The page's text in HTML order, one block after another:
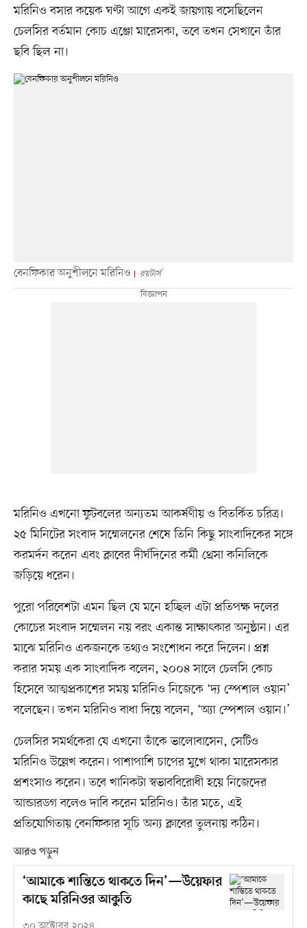
মরিনিও বসার কয়েক ঘণ্টা আগে একই জায়গায় বসেছিলেন
চেলসির বর্তমান কোচ এঞ্জো মারেসকা, তবে তখন সেখানে তাঁর
ছবি ছিল না।
বেনফিকার অনুশীলনে মরিনিও রয়টার্স
মরিনিও এখনো ফুটবলের অন্যতম আকর্ষণীয় ও বিতর্কিত চরিত্র।
২৫ মিনিটের সংবাদ সম্মেলনের শেষে তিনি কিছু সাংবাদিকের সঙ্গে
করমর্দন করেন এবং ক্লাবের দীর্ঘদিনের কর্মী থ্রেসা কনিলিকে
জড়িয়ে ধরেন।
পুরো পরিবেশটা এমন ছিল যে মনে হচ্ছিল এটা প্রতিপক্ষ দলের
কোচের সংবাদ সম্মেলন নয় বরং একান্ত সাক্ষাৎকার অনুষ্ঠান। এর
মাঝে মরিনিও একজনকে তথ্যও সংশোধন করে দিলেন। প্রশ্ন
করার সময় এক সাংবাদিক বলেন, ২০০৪ সালে চেলসি কোচ
হিসেবে আত্মপ্রকাশের সময় মরিনিও নিজেকে ‘দ্য স্পেশাল ওয়ান’
বলেছেন। তখন মরিনিও বাধা দিয়ে বলেন, ‘অ্যা স্পেশাল ওয়ান।’
চেলসির সমর্থকেরা যে এখনো তাঁকে ভালোবাসেন, সেটিও
মরিনিও উল্লেখ করেন। পাশাপাশি চাপের মুখে থাকা মারেসকার
প্রশংসাও করেন। তবে খানিকটা স্বভাববিরোধী হয়ে নিজেদের
আন্ডারডগ বলেও দাবি করেন মরিনিও। তাঁর মতে, এই
প্রতিযোগিতায় বেনফিকার সূচি অন্য ক্লাবের তুলনায় কঠিন।
আরও পড়ুন
‘আমাকে শান্তিতে থাকতে দিন’—উয়েফার
কাছে মরিনিওর আকুতি